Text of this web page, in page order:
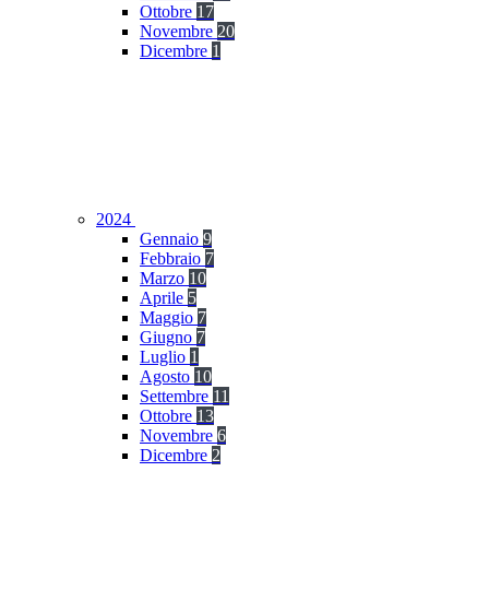
Ottobre 17
Novembre 20
Dicembre 1
2024
Gennaio 9
Febbraio 7
Marzo 10
Aprile 5
Maggio 7
Giugno 7
Luglio 1
Agosto 10
Settembre 11
Ottobre 13
Novembre 6
Dicembre 2